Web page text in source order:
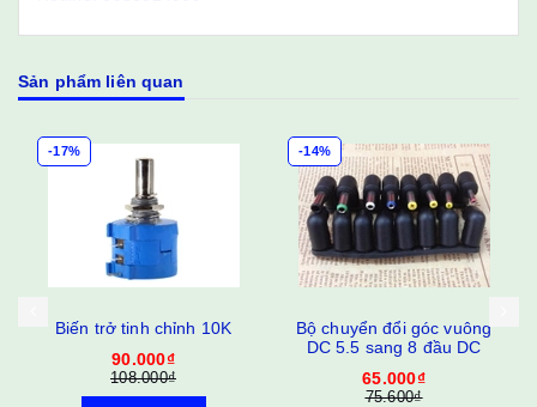
Sản phẩm liên quan
10K
Bộ chuyển đổi góc vuông
DC 5.5 sang 8 đầu DC
75.600₫
-17%
Bộ chuyển đổi
5.5 sang 8 đầu